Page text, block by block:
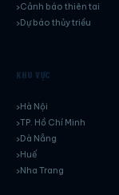
Cảnh báo thiên tai
Dự báo thủy triều
KHU VỰC
Hà Nội
TP. Hồ Chí Minh
Dà Nẵng
Huế
Nha Trang